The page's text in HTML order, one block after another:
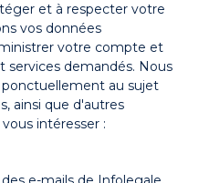
et à respecter votre
vos données
votre compte et
services demandés. Nous
au sujet
ainsi que d'autres
intéresser :